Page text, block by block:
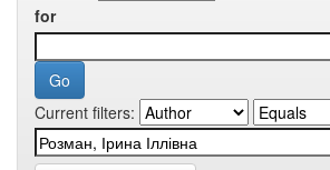
for
Current filters: